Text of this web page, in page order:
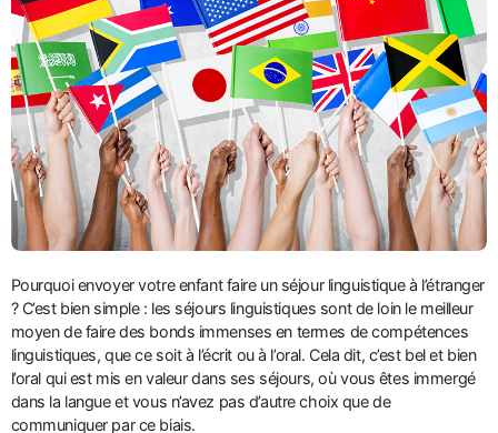
Pourquoi envoyer votre enfant faire un séjour linguistique à l’étranger
? C’est bien simple : les séjours linguistiques sont de loin le meilleur
moyen de faire des bonds immenses en termes de compétences
linguistiques, que ce soit à l’écrit ou à l’oral. Cela dit, c’est bel et bien
l’oral qui est mis en valeur dans ses séjours, où vous êtes immergé
dans la langue et vous n’avez pas d’autre choix que de
communiquer par ce biais.